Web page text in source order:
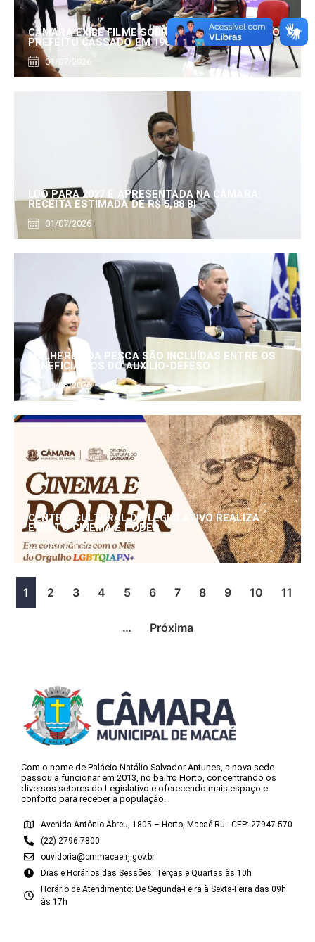
CÂMARA EXIBE FILME SOBRE EDUARDO SERRANO,
PREFEITO CASSADO EM 1960
01/07/2026
LDO PARA 2027 É APRESENTADA NA CÂMARA:
RECEITA ESTIMADA DE R$ 5,88 BI
01/07/2026
MULHERES DA PESCA SÃO INCLUÍDAS ENTRE OS
BENEFICIÁRIOS DO AUXÍLIO-DEFESO
30/06/2026
CENTRO CULTURAL DO LEGISLATIVO REALIZA
EVENTO CINEMA E PODER
25/06/2026
1 2 3 4 5 6 7 8 9 10 11
… Próxima
Com o nome de Palácio Natálio Salvador Antunes, a nova sede
passou a funcionar em 2013, no bairro Horto, concentrando os
diversos setores do Legislativo e oferecendo mais espaço e
conforto para receber a população.
Avenida Antônio Abreu, 1805 – Horto, Macaé-RJ - CEP: 27947-570
(22) 2796-7800
ouvidoria@cmmacae.rj.gov.br
Dias e Horários das Sessões: Terças e Quartas às 10h
Horário de Atendimento: De Segunda-Feira à Sexta-Feira das 09h
às 17h